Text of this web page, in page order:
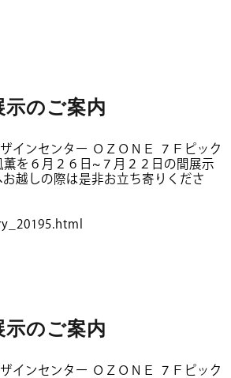
のご案内
ンセンター ＯＺＯＮＥ ７Ｆピック
を６月２６日~７月２２日の間展示
越しの際は是非お立ち寄りくださ
のご案内
ンセンター ＯＺＯＮＥ ７Ｆピック